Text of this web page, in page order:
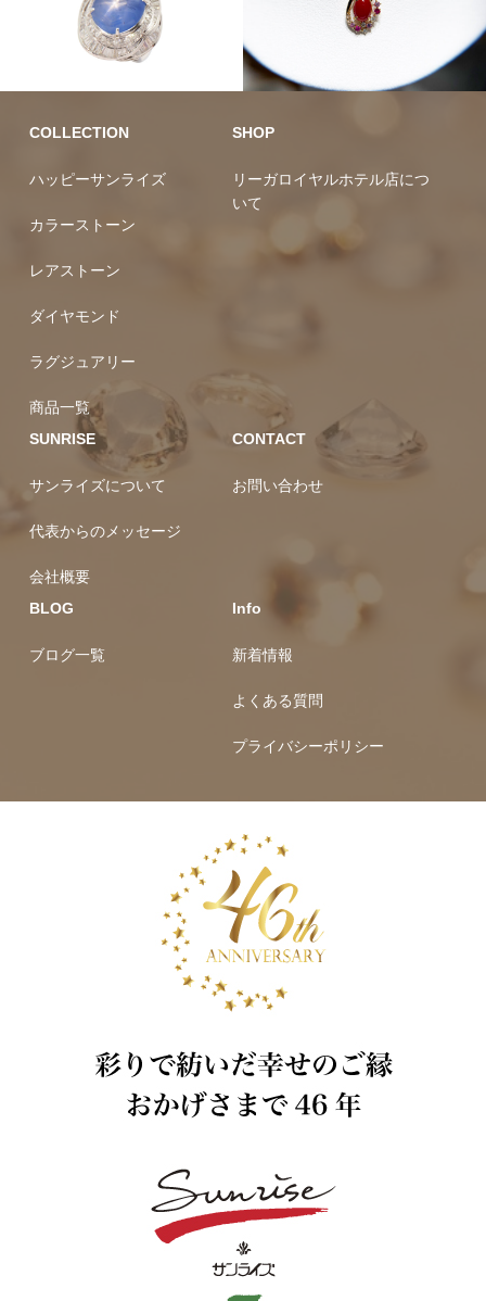
カラーストーン ラグジュ
10万円均一
COLLECTION
ハッピーサンライズ
カラーストーン
レアストーン
ダイヤモンド
ラグジュアリー
商品一覧
SHOP
リーガロイヤルホテル店につ
いて
SUNRISE
サンライズについて
代表からのメッセージ
会社概要
CONTACT
お問い合わせ
BLOG
ブログ一覧
Info
新着情報
よくある質問
プライバシーポリシー